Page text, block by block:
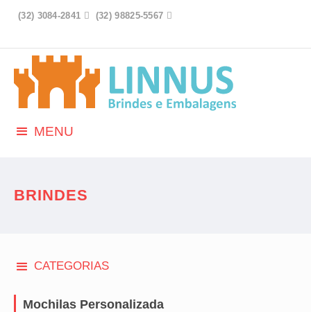
(32) 3084-2841  (32) 98825-5567 
MENU
BRINDES
CATEGORIAS
Mochilas Personalizada